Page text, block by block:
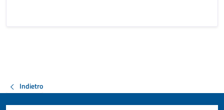
Indietro